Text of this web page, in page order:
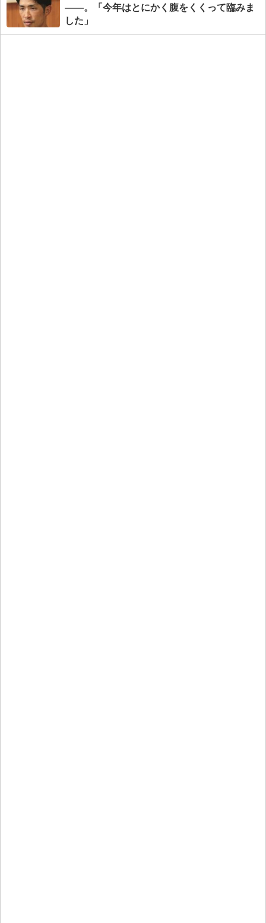
――。「今年はとにかく腹をくくって臨みま
した」